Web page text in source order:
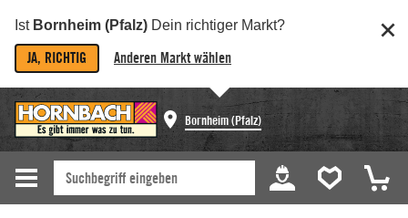
Ist Bornheim (Pfalz) Dein richtiger Markt?
JA, RICHTIG Anderen Markt wählen
Bornheim (Pfalz)